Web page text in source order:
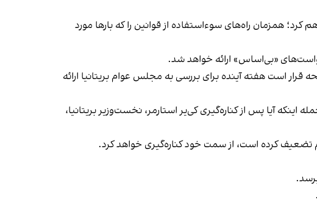
همزمان راه‌های سوءاستفاده از قوانین را که بارها مورد
«بی‌اساس» ارائه خواهد شد.
است هفته آینده برای بررسی به مجلس عوام بریتانیا ارائه
آیا پس از کناره‌گیری کی‌یر استارمر، نخست‌وزیر بریتانیا،
تضعیف کرده است، از سمت خود کناره‌گیری خواهد کرد.